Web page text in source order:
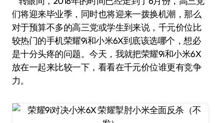
们将迎来毕业季，同时也将迎来一拨换机潮，那么
对于预算不多的高三党或学生到来说，千元价位比
较热门的手机荣耀9i和小米6X到底该选哪个，想必
是十分头疼的问题。今天，我就把荣耀9i和小米6X
放在一起来比较一下，看看在千元价位谁更有竞争
力。